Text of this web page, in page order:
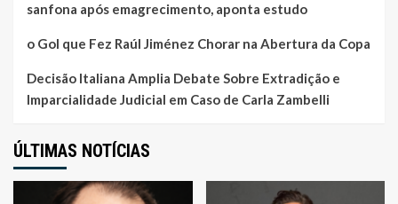
sanfona após emagrecimento, aponta estudo
o Gol que Fez Raúl Jiménez Chorar na Abertura da Copa
Decisão Italiana Amplia Debate Sobre Extradição e
Imparcialidade Judicial em Caso de Carla Zambelli
ÚLTIMAS NOTÍCIAS